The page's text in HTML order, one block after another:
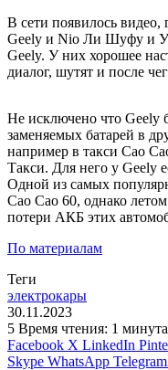
В сети появилось видео,
Geely и Nio Ли Шуфу и
Geely. У них хорошее
диалог, шутят и после
Не исключено что Geely
заменяемых батарей в
например в такси Cao
Такси. Для него у Geely
Одной из самых
Cao Cao 60, однако
потери АКБ этих
По материалам
Теги
электрокары
30.11.2023
5 Время чтения: 1 минута
Facebook X LinkedIn
Skype WhatsApp Telegram